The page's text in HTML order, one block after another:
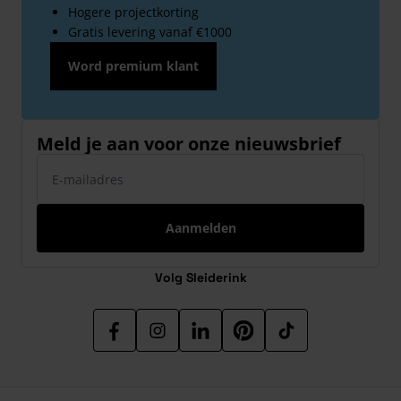
Hogere projectkorting
Gratis levering vanaf €1000
Word premium klant
Meld je aan voor onze nieuwsbrief
Aanmelden
Volg Sleiderink